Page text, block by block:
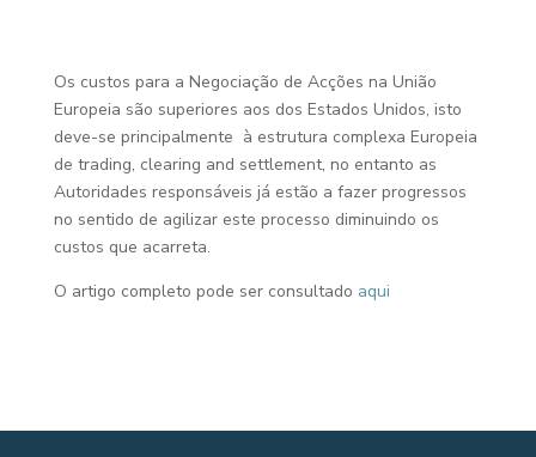
Os custos para a Negociação de Acções na União
Europeia são superiores aos dos Estados Unidos, isto
deve-se principalmente à estrutura complexa Europeia
de trading, clearing and settlement, no entanto as
Autoridades responsáveis já estão a fazer progressos
no sentido de agilizar este processo diminuindo os
custos que acarreta.
O artigo completo pode ser consultado aqui